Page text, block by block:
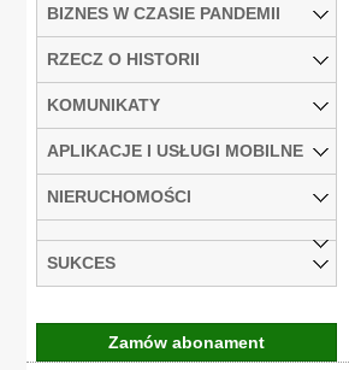
BIZNES W CZASIE PANDEMII
RZECZ O HISTORII
KOMUNIKATY
APLIKACJE I USŁUGI MOBILNE
NIERUCHOMOŚCI
SUKCES
Zamów abonament